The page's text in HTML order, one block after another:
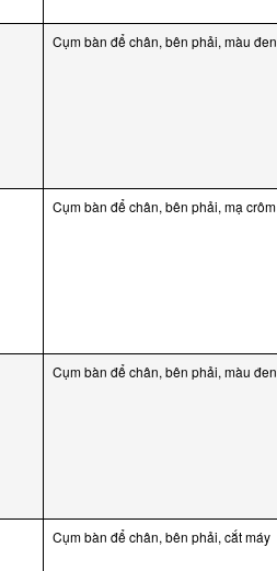
Cụm bàn để chân, bên phải, màu đen
Cụm bàn để chân, bên phải, mạ crôm
Cụm bàn để chân, bên phải, màu đen
Cụm bàn để chân, bên phải, cắt máy